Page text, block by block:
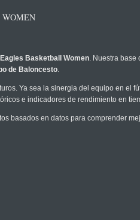
Basketball Women. Nuestra base
de Baloncesto.
Ya sea la sinergia del equipo en el
e indicadores de rendimiento en
basados en datos para comprender